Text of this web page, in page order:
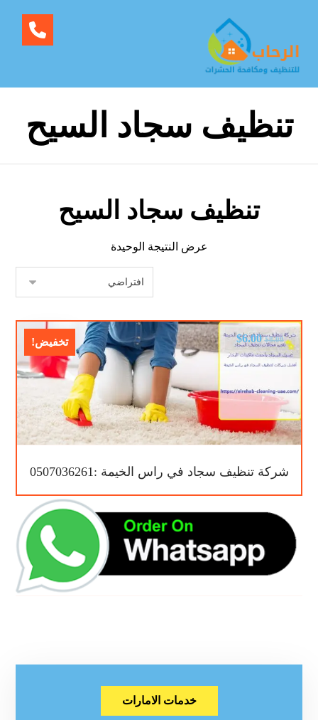
تنظيف سجاد السيح
تنظيف سجاد السيح
عرض النتيجة الوحيدة
تخفيض!
شركة تنظيف سجاد في راس الخيمة :0507036261
$8.00
$6.00
خدمات الامارات